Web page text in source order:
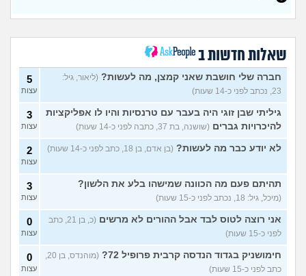
איך אתם נוהגים לעדכן שכר
ההורים זרקו אותי מהבית, ואין
לי לאן ללכת
(ניתאי, בן 28)
משפחה בבניין שהורסת את
איכות החיים, מה אפשר לעשות
עם זה? (אלון, בן 18)
2
עצות
שכנים חסרי מנוח בבירת
העמק, איך להתמודד?
3
עצות
הלכו לנו 30 אלף שקל לפח,
(אישה, בת 20)
9
עצות
איפה לגור? מחפשים קהילה
וחקלאות
(דנה, בת 40)
2
המדרגות בבניין לשלהם, מה
לעשות?
(אנונימי, בן 34)
7
עצות
שכנה שהפכה למטרד מה
10
שאלות חדשות ב
חברה שלי חושבת שאני קמצן, מה לעשות? (ליאור, גיל:
23, נכתב לפני כ-14 שעות)
5
עצות
גיליתי שבן זוגי היה בעבר עם טרנסיות והיו לו אפליקציות
להיכרויות גברים (שושנה, בת 37, כתבה לפני כ-14 שעות)
3
עצות
לא יודע כבר מה לעשות? (בן אדם, בן 18, כתב לפני כ-14 שעות) 2
עצות
תהיתם פעם מה הכוונה שמישהו בלע את הלשון?
(מיכל, גיל: 18, נכתב לפני כ-15 שעות)
3
עצות
אני רוצה לטוס לבד אבל ההורים לא מרשים
(כ, בן 21, כתב
לפני כ-15 שעות)
0
עצות
חימושניק בגדוד הנדסה קרבית פרופיל 72?
(מוהנדס, בן 20,
כתב לפני כ-15 שעות)
0
עצות